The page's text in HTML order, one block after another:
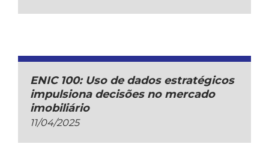
ENIC 100: Uso de dados estratégicos
impulsiona decisões no mercado
imobiliário
11/04/2025